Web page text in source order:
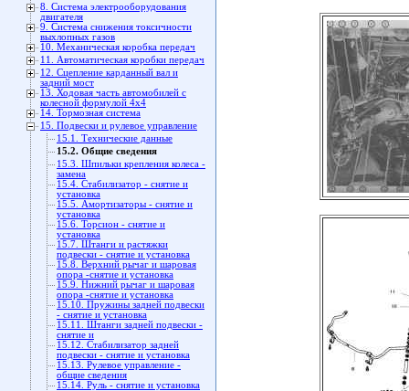
8. Система электрооборудования
двигателя
9. Система снижения токсичности
выхлопных газов
10. Механическая коробка передач
11. Автоматическая коробки передач
12. Сцепление карданный вал и
задний мост
13. Ходовая часть автомобилей с
колесной формулой 4x4
14. Тормозная система
15. Подвески и рулевое управление
15.1. Технические данные
15.2. Общие сведения
15.3. Шпильки крепления колеса -
замена
15.4. Стабилизатор - снятие и
установка
15.5. Амортизаторы - снятие и
установка
15.6. Торсион - снятие и
установка
15.7. Штанги и растяжки
подвески - снятие и установка
15.8. Верхний рычаг и шаровая
опора -снятие и установка
15.9. Нижний рычаг и шаровая
опора -снятие и установка
15.10. Пружины задней подвески
- снятие и установка
15.11. Штанги задней подвески -
снятие и
15.12. Стабилизатор задней
подвески - снятие и установка
15.13. Рулевое управление -
общие сведения
15.14. Руль - снятие и установка